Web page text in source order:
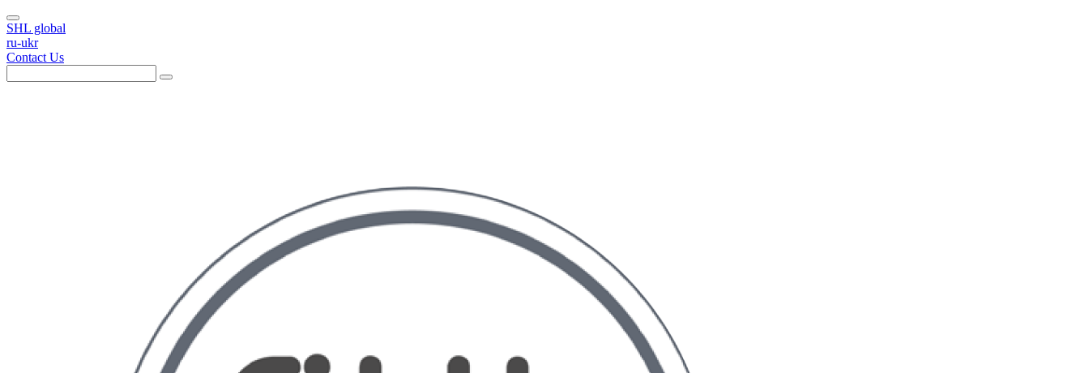
SHL global
ru-ukr
Contact Us